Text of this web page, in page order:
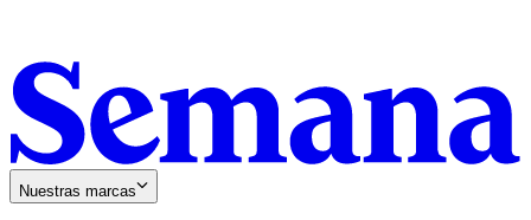
Nuestras marcas